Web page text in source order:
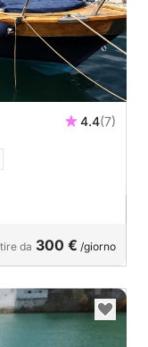
4.4(7)
da 300 € /giorno